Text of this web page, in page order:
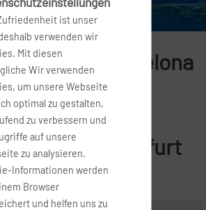
nach Barcelona
Flüge von Erfurt
ist unser
verwenden wir
Mit diesen
Wir verwenden
um unsere Webseite
optimal zu gestalten,
zu verbessern und
auf unsere
zu analysieren.
Informationen werden
Browser
und helfen uns zu